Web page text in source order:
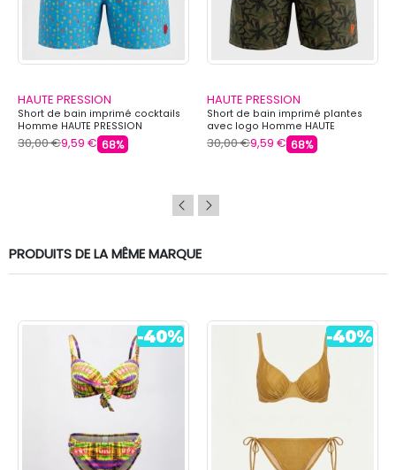
HAUTE PRESSION
Short de bain imprimé cocktails
Homme HAUTE PRESSION
30,00 €9,59 € 68%
HAUTE PRESSION
Short de bain imprimé plantes
avec logo Homme HAUTE
PRESSION
30,00 €9,59 € 68%
PRODUITS DE LA MÊME MARQUE